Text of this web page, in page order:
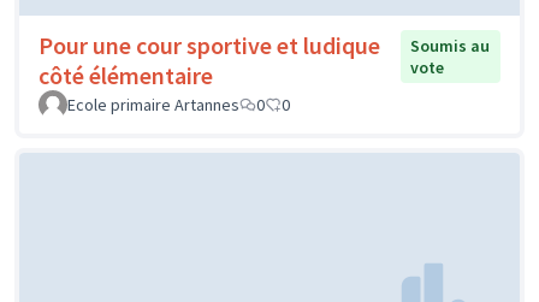
Pour une cour sportive et ludique
côté élémentaire
Soumis au
vote
Ecole primaire Artannes
0 0